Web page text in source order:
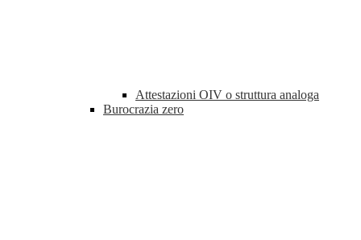
Attestazioni OIV o struttura analoga
Burocrazia zero